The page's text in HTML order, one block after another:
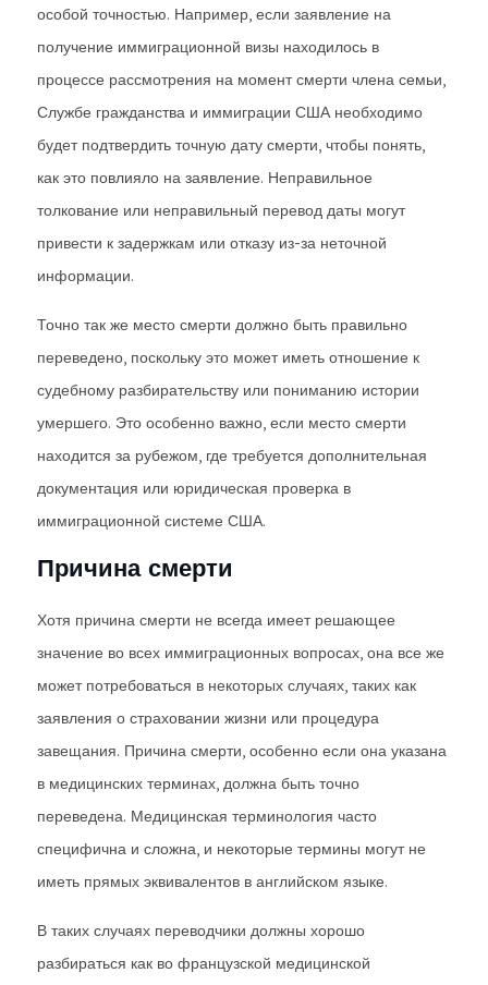
особой точностью. Например, если заявление на
получение иммиграционной визы находилось в
процессе рассмотрения на момент смерти члена семьи,
Службе гражданства и иммиграции США необходимо
будет подтвердить точную дату смерти, чтобы понять,
как это повлияло на заявление. Неправильное
толкование или неправильный перевод даты могут
привести к задержкам или отказу из-за неточной
информации.
Точно так же место смерти должно быть правильно
переведено, поскольку это может иметь отношение к
судебному разбирательству или пониманию истории
умершего. Это особенно важно, если место смерти
находится за рубежом, где требуется дополнительная
документация или юридическая проверка в
иммиграционной системе США.
Причина смерти
Хотя причина смерти не всегда имеет решающее
значение во всех иммиграционных вопросах, она все же
может потребоваться в некоторых случаях, таких как
заявления о страховании жизни или процедура
завещания. Причина смерти, особенно если она указана
в медицинских терминах, должна быть точно
переведена. Медицинская терминология часто
специфична и сложна, и некоторые термины могут не
иметь прямых эквивалентов в английском языке.
В таких случаях переводчики должны хорошо
разбираться как во французской медицинской